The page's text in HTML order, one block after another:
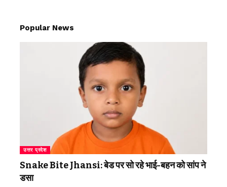
Popular News
उत्तर प्रदेश
Snake Bite Jhansi: बेड पर सो रहे भाई-बहन को सांप ने
डसा